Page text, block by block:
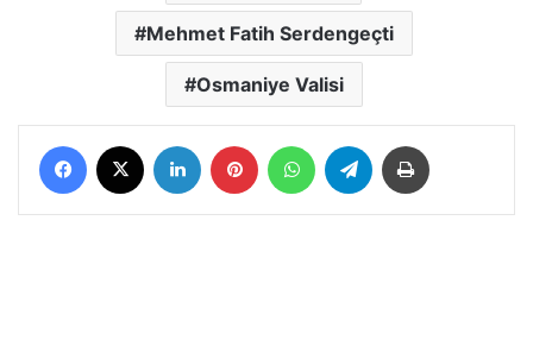
Mehmet Fatih Serdengeçti
Osmaniye Valisi